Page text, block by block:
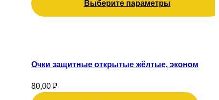
Выберите параметры
выбрать
на
Очки защитные открытые жёлтые, эконом
80,00 ₽